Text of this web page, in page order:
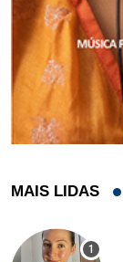
MAIS LIDAS